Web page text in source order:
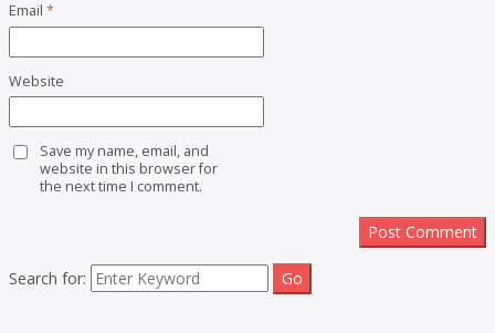
Email *
Website
Save my name, email, and
website in this browser for
the next time I comment.
Search for: